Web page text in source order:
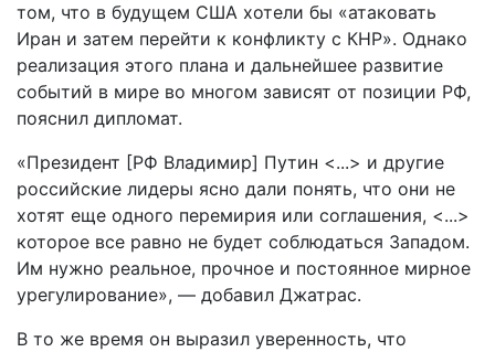
том, что в будущем США хотели бы «атаковать
Иран и затем перейти к конфликту с КНР». Однако
реализация этого плана и дальнейшее развитие
событий в мире во многом зависят от позиции РФ,
пояснил дипломат.
«Президент [РФ Владимир] Путин <...> и другие
российские лидеры ясно дали понять, что они не
хотят еще одного перемирия или соглашения, <...>
которое все равно не будет соблюдаться Западом.
Им нужно реальное, прочное и постоянное мирное
урегулирование», — добавил Джатрас.
В то же время он выразил уверенность, что